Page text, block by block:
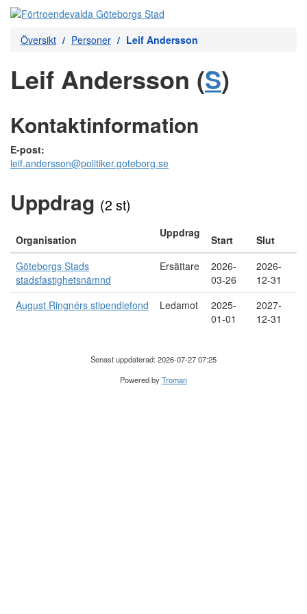
Översikt Personer Leif Andersson
Leif Andersson (S)
Kontaktinformation
E-post:
leif.andersson@politiker.goteborg.se
Uppdrag (2 st)
Organisation
Uppdrag
Start
Slut
Göteborgs Stads
stadsfastighetsnämnd
Ersättare
2026-
03-26
2026-
12-31
August Ringnérs stipendiefond
Ledamot
2025-
01-01
2027-
12-31
Senast uppdaterad: 2026-07-27 07:25
Powered byTroman